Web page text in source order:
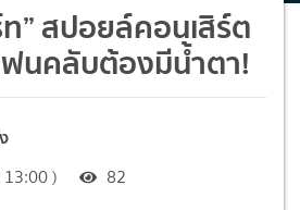
ท” สปอยล์คอนเสิร์ต
ฟนคลับต้องมีน้ำตา!
) 82